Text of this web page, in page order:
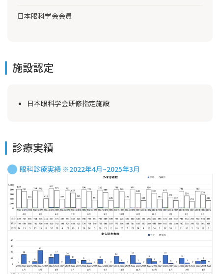
日本眼科学会会員
施設認定
日本眼科学会研修指定施設
診療実績
眼科診療実績 ※2022年4月~2025年3月